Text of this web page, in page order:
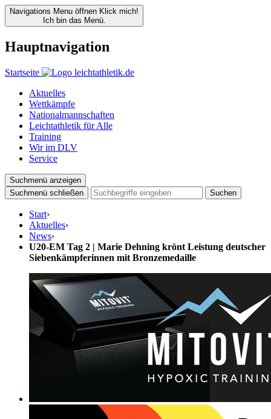
Navigations Menu öffnen Klick mich!
Ich bin das Menü.
Hauptnavigation
Startseite
Aktuelles
Wettkämpfe
Nationalmannschaften
Leichtathletik für Alle
Training
Wir im DLV
Service
Suchmenü anzeigen
Suchmenü schließen
Suchen
Start›
Aktuelles›
News›
U20-EM Tag 2 | Marie Dehning krönt Leistung deutscher
Siebenkämpferinnen mit Bronzemedaille